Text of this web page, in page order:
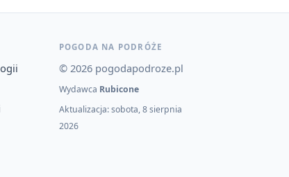
POGODA NA PODRÓŻE
© 2026 pogodapodroze.pl
Wydawca Rubicone
Aktualizacja: sobota, 8 sierpnia
2026